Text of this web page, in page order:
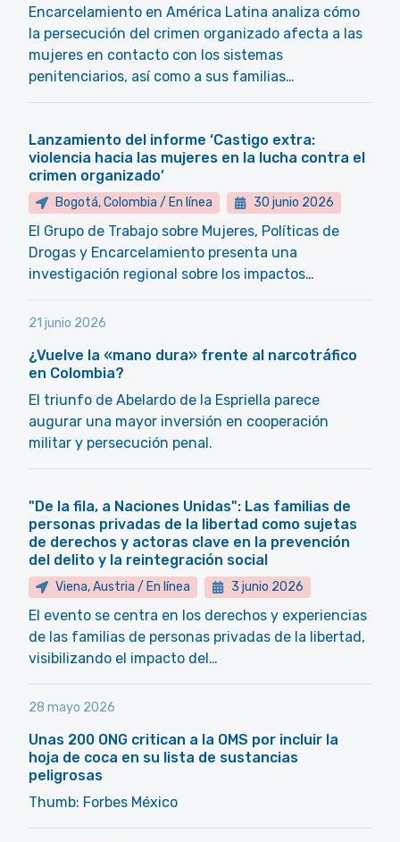
Encarcelamiento en América Latina analiza cómo
la persecución del crimen organizado afecta a las
mujeres en contacto con los sistemas
penitenciarios, así como a sus familias…
Lanzamiento del informe ‘Castigo extra:
violencia hacia las mujeres en la lucha contra el
crimen organizado’
Bogotá, Colombia / En línea 30 junio 2026
El Grupo de Trabajo sobre Mujeres, Políticas de
Drogas y Encarcelamiento presenta una
investigación regional sobre los impactos…
21 junio 2026
¿Vuelve la «mano dura» frente al narcotráfico
en Colombia?
El triunfo de Abelardo de la Espriella parece
augurar una mayor inversión en cooperación
militar y persecución penal.
"De la fila, a Naciones Unidas": Las familias de
personas privadas de la libertad como sujetas
de derechos y actoras clave en la prevención
del delito y la reintegración social
Viena, Austria / En línea 3 junio 2026
El evento se centra en los derechos y experiencias
de las familias de personas privadas de la libertad,
visibilizando el impacto del…
28 mayo 2026
Unas 200 ONG critican a la OMS por incluir la
hoja de coca en su lista de sustancias
peligrosas
Thumb: Forbes México